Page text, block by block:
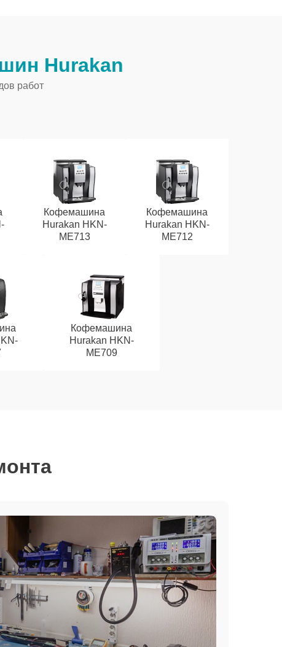
Hurakan
работ
Кофемашина
Hurakan HKN-
ME713
Кофемашина
Hurakan HKN-
ME712
Кофемашина
Hurakan HKN-
ME709